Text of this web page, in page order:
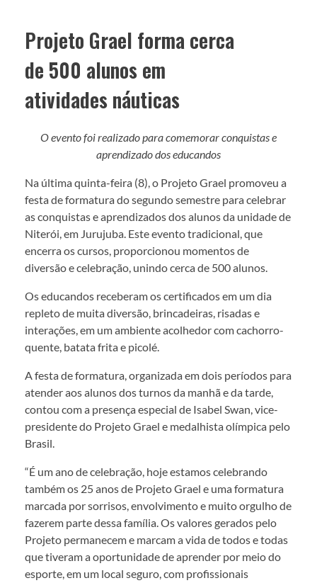
Projeto Grael forma cerca
de 500 alunos em
atividades náuticas
O evento foi realizado para comemorar conquistas e
aprendizado dos educandos
Na última quinta-feira (8), o Projeto Grael promoveu a
festa de formatura do segundo semestre para celebrar
as conquistas e aprendizados dos alunos da unidade de
Niterói, em Jurujuba. Este evento tradicional, que
encerra os cursos, proporcionou momentos de
diversão e celebração, unindo cerca de 500 alunos.
Os educandos receberam os certificados em um dia
repleto de muita diversão, brincadeiras, risadas e
interações, em um ambiente acolhedor com cachorro-
quente, batata frita e picolé.
A festa de formatura, organizada em dois períodos para
atender aos alunos dos turnos da manhã e da tarde,
contou com a presença especial de Isabel Swan, vice-
presidente do Projeto Grael e medalhista olímpica pelo
Brasil.
“É um ano de celebração, hoje estamos celebrando
também os 25 anos de Projeto Grael e uma formatura
marcada por sorrisos, envolvimento e muito orgulho de
fazerem parte dessa família. Os valores gerados pelo
Projeto permanecem e marcam a vida de todos e todas
que tiveram a oportunidade de aprender por meio do
esporte, em um local seguro, com profissionais